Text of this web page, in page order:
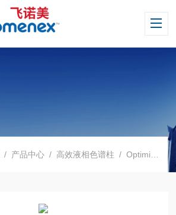
/ 产品中心 / 高效液相色谱柱 /Optimix 系列色谱柱